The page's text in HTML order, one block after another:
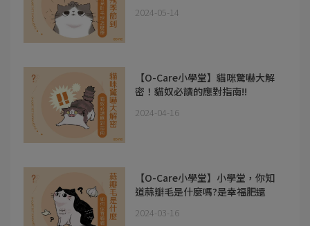
2024-05-14
【O-Care小學堂】貓咪驚嚇大解
密！貓奴必讀的應對指南!!
2024-04-16
【O-Care小學堂】小學堂，你知
道蒜瓣毛是什麼嗎?是幸福肥還
2024-03-16